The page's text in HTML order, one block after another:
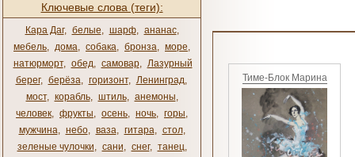
Ключевые слова (теги):
Кара Даг, белые, шарф, ананас,
мебель, дома, собака, бронза, море,
натюрморт, обед, самовар, Лазурный
берег, берёза, горизонт, Ленинград,
мост, корабль, штиль, анемоны,
человек, фрукты, осень, ночь, горы,
мужчина, небо, ваза, гитара, стол,
зеленые чулочки, сани, снег, танец,
Тиме-Блок Марина